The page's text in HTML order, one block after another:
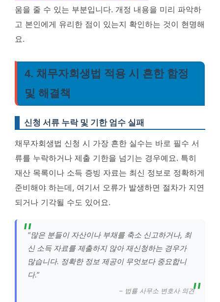
움을 줄 수 있는 부분입니다. 개정 내용을 미리 파악하
고 본인에게 유리한 점이 있는지 확인하는 것이 현명해
요.
4. 채무자회생법 적용 시 흔한 함정
및 해결책
신청 서류 누락 및 기한 엄수 실패
채무자회생법 신청 시 가장 흔한 실수는 바로 필수 서
류를 누락하거나 제출 기한을 넘기는 경우예요. 특히
재산 목록이나 소득 증빙 자료는 최신 정보로 정확하게
준비해야 하는데, 여기서 오류가 발생하면 절차가 지연
되거나 기각될 수도 있어요.
“많은 분들이 자산이나 부채를 축소 신고하거나, 최
신 소득 자료를 제출하지 않아 재신청하는 경우가
많습니다. 정확한 정보 제공이 무엇보다 중요합니
다.”
– 법률 사무소 변호사 의견